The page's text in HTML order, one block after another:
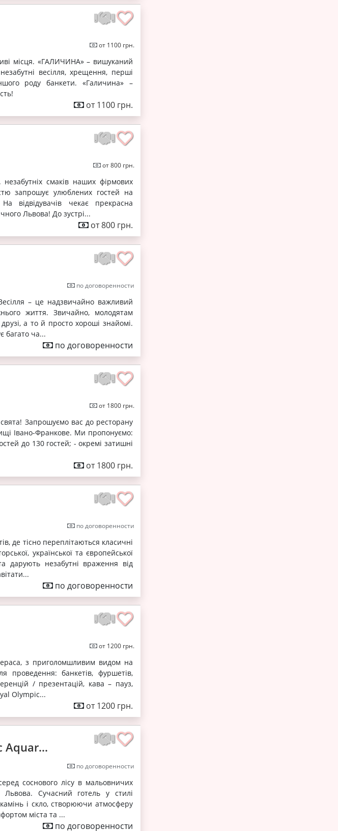
от 1100 грн.
місця. «ГАЛИЧИНА» – вишуканий
весілля, хрещення, перші
роду банкети. «Галичина» –
от 1100 грн.
от 800 грн.
смаків наших фірмових
запрошує улюблених гостей на
відвідувачів чекає прекрасна
Львова! До зустрі...
от 800 грн.
по договоренности
– це надзвичайно важливий
життя. Звичайно, молодятам
а то й просто хороші знайомі.
багато ча...
по договоренности
от 1800 грн.
Запрошуємо вас до ресторану
Івано-Франкове. Ми пропонуємо:
до 130 гостей; - окремі затишні
от 1800 грн.
по договоренности
де тісно переплітаються класичні
української та європейської
дарують незабутні враження від
по договоренности
от 1200 грн.
з приголомшливим видом на
проведення: банкетів, фуршетів,
/ презентацій, кава – пауз,
Olympic...
от 1200 грн.
Aquar...
по договоренности
соснового лісу в мальовничих
Сучасний готель у стилі
і скло, створюючи атмосферу
міста та ...
по договоренности